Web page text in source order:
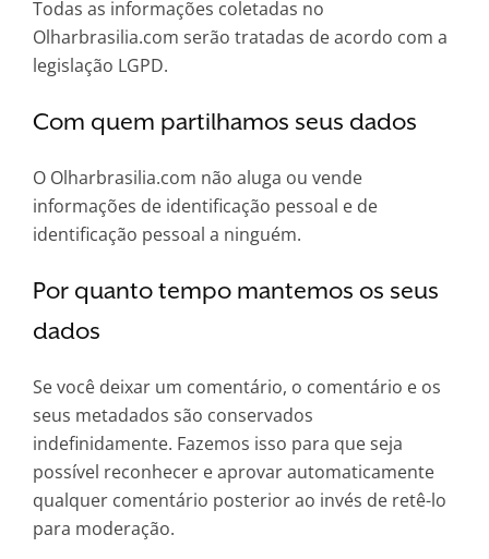
Todas as informações coletadas no
Olharbrasilia.com serão tratadas de acordo com a
legislação LGPD.
Com quem partilhamos seus dados
O Olharbrasilia.com não aluga ou vende
informações de identificação pessoal e de
identificação pessoal a ninguém.
Por quanto tempo mantemos os seus
dados
Se você deixar um comentário, o comentário e os
seus metadados são conservados
indefinidamente. Fazemos isso para que seja
possível reconhecer e aprovar automaticamente
qualquer comentário posterior ao invés de retê-lo
para moderação.